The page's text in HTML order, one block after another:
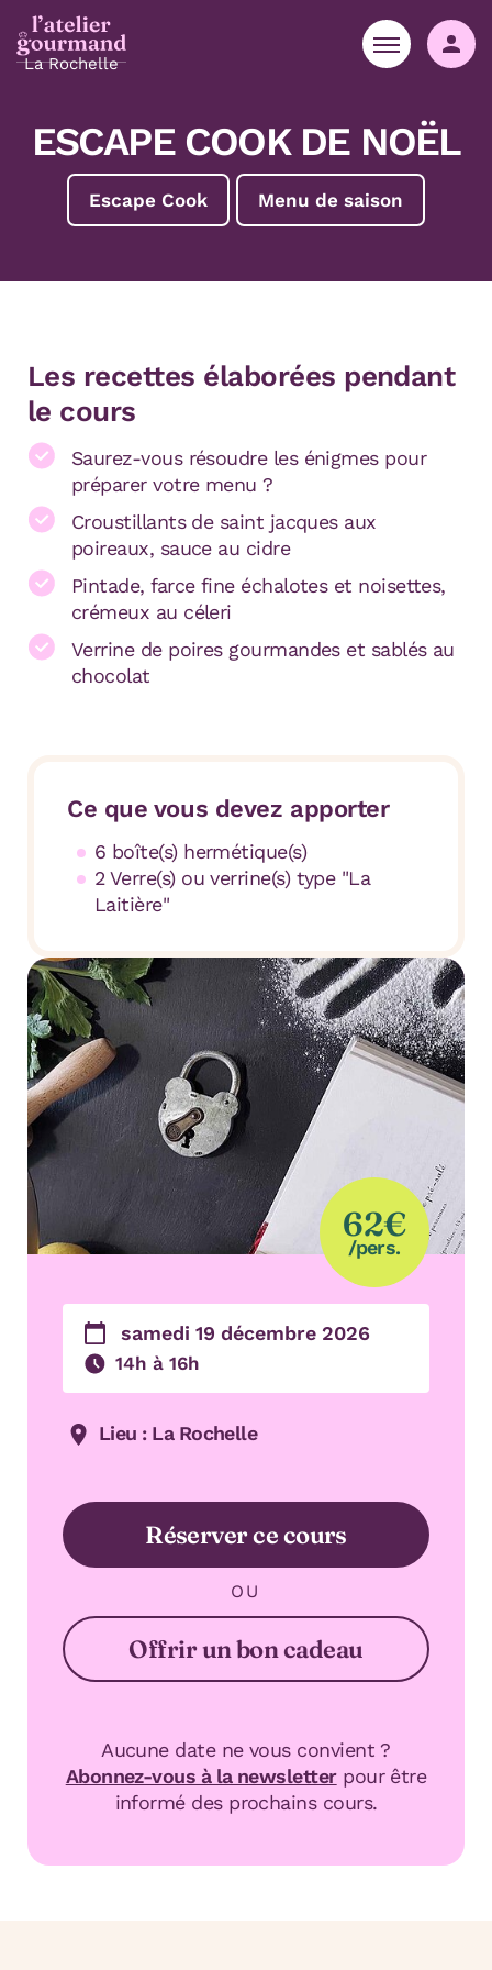
La Rochelle
ESCAPE COOK DE NOËL
Escape Cook Menu de saison
Les recettes élaborées pendant
le cours
Saurez-vous résoudre les énigmes pour
préparer votre menu ?
Croustillants de saint jacques aux
poireaux, sauce au cidre
Pintade, farce fine échalotes et noisettes,
crémeux au céleri
Verrine de poires gourmandes et sablés au
chocolat
Ce que vous devez apporter
6 boîte(s) hermétique(s)
2 Verre(s) ou verrine(s) type "La
Laitière"
62€
/pers.
samedi 19 décembre 2026
14h à 16h
Lieu : La Rochelle
Réserver ce cours
OU
Offrir un bon cadeau
Aucune date ne vous convient ?
Abonnez-vous à la newsletterpour être
informé des prochains cours.